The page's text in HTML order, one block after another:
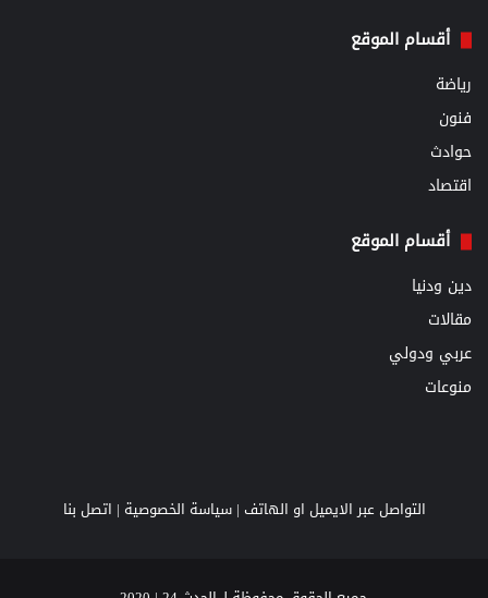
أقسام الموقع
رياضة
فنون
حوادث
اقتصاد
أقسام الموقع
دين ودنيا
مقالات
عربي ودولي
منوعات
التواصل عبر الايميل او الهاتف |سياسة الخصوصية | اتصل بنا